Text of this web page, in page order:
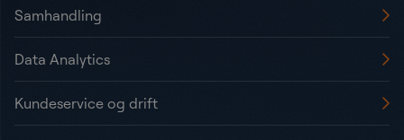
Samhandling
Data Analytics
Kundeservice og drift